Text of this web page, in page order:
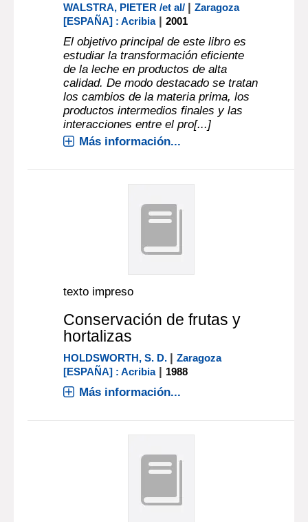
WALSTRA, PIETER /et al/ |Zaragoza
[ESPAÑA] : Acribia|2001
El objetivo principal de este libro es
estudiar la transformación eficiente
de la leche en productos de alta
calidad. De modo destacado se tratan
los cambios de la materia prima, los
productos intermedios finales y las
interacciones entre el pro[...]
Más información...
texto impreso
Conservación de frutas y
hortalizas
HOLDSWORTH, S. D. |Zaragoza
[ESPAÑA] : Acribia| 1988
Más información...